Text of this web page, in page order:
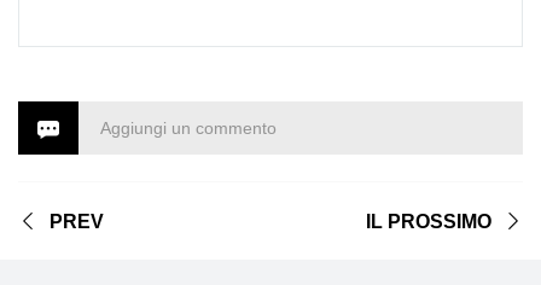
Aggiungi un commento
PREV IL PROSSIMO